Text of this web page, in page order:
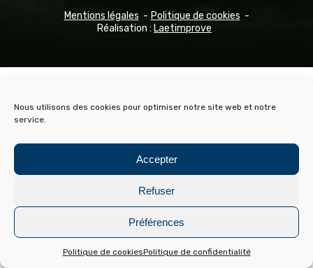
Nous utilisons des cookies pour optimiser notre site web et notre
service.
Accepter
Refuser
Préférences
Politique de cookiesPolitique de confidentialité
Mentions légales
Politique de cookies
Réalisation : Laetimprove